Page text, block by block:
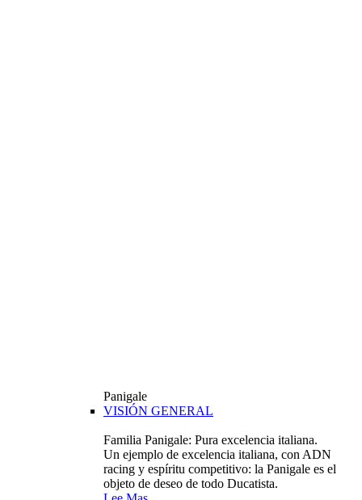
Panigale
VISIÓN GENERAL
Familia Panigale: Pura excelencia italiana.
Un ejemplo de excelencia italiana, con ADN
racing y espíritu competitivo: la Panigale es el
objeto de deseo de todo Ducatista.